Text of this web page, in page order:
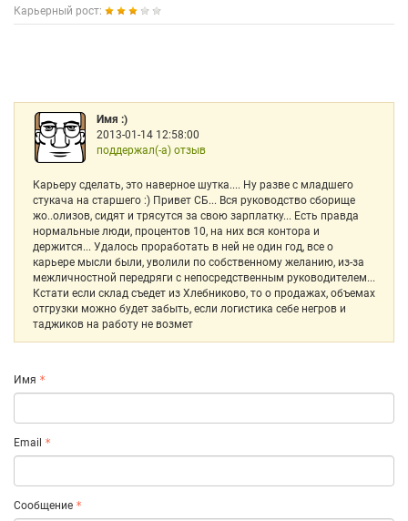
Карьерный рост:
Имя :)
2013-01-14 12:58:00
поддержал(-а) отзыв
Карьеру сделать, это наверное шутка.... Ну разве с младшего
стукача на старшего :) Привет СБ... Вся руководство сборище
жо..олизов, сидят и трясутся за свою зарплатку... Есть правда
нормальные люди, процентов 10, на них вся контора и
держится... Удалось проработать в ней не один год, все о
карьере мысли были, уволили по собственному желанию, из-за
межличностной передряги с непосредственным руководителем...
Кстати если склад съедет из Хлебниково, то о продажах, объемах
отгрузки можно будет забыть, если логистика себе негров и
таджиков на работу не возмет
Имя
Email
Сообщение